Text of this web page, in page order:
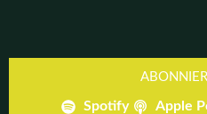
Spotify Apple